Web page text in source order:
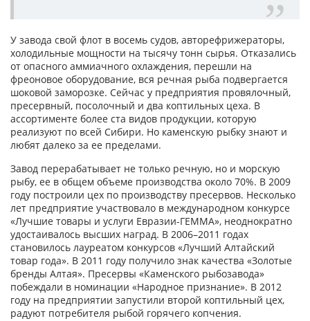
У завода свой флот в восемь судов, авторефрижераторы,
холодильные мощности на тысячу тонн сырья. Отказались
от опасного аммиачного охлаждения, перешли на
фреоновое оборудование, вся речная рыба подвергается
шоковой заморозке. Сейчас у предприятия провялочный,
пресервный, посолочный и два коптильных цеха. В
ассортименте более ста видов продукции, которую
реализуют по всей Сибири. Но каменскую рыбку знают и
любят далеко за ее пределами.
Завод перерабатывает не только речную, но и морскую
рыбу, ее в общем объеме производства около 70%. В 2009
году построили цех по производству пресервов. Несколько
лет предприятие участвовало в международном конкурсе
«Лучшие товары и услуги Евразии-ГЕММА», неоднократно
удостаивалось высших наград. В 2006–2011 годах
становилось лауреатом конкурсов «Лучший Алтайский
товар года». В 2011 году получило знак качества «Золотые
бренды Алтая». Пресервы «Каменского рыбозавода»
побеждали в номинации «Народное признание». В 2012
году на предприятии запустили второй коптильный цех,
радуют потребителя рыбой горячего копчения.